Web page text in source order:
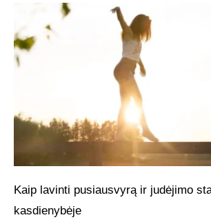
Kaip lavinti pusiausvyrą ir judėjimo
kasdienybėje